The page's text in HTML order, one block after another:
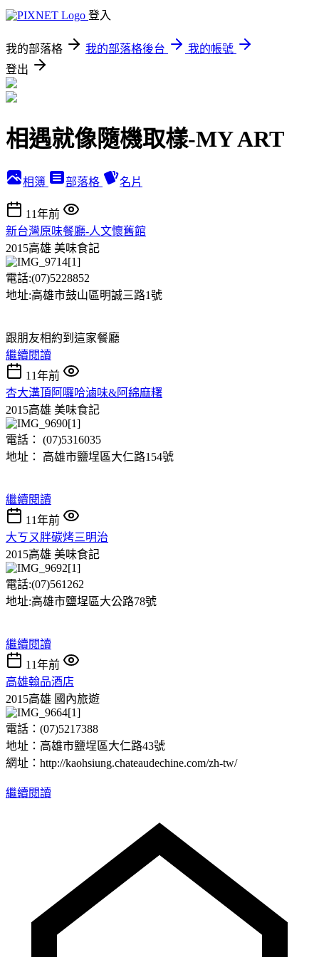
登入
我的部落格 我的部落格後台
我的帳號
登出
相遇就像隨機取樣-MY ART
相簿 部落格 名片
11年前
新台灣原味餐廳-人文懷舊館
2015高雄 美味食記
電話:(07)5228852
地址:高雄市鼓山區明誠三路1號
跟朋友相約到這家餐廳
繼續閱讀
11年前
杏大溝頂阿囉哈滷味&阿綿麻糬
2015高雄 美味食記
電話： (07)5316035
地址： 高雄市鹽埕區大仁路154號
繼續閱讀
11年前
大ㄎㄡ胖碳烤三明治
2015高雄 美味食記
電話:(07)561262
地址:高雄市鹽埕區大公路78號
繼續閱讀
11年前
高雄翰品酒店
2015高雄 國內旅遊
電話：(07)5217388
地址：高雄市鹽埕區大仁路43號
網址：http://kaohsiung.chateaudechine.com/zh-tw/
繼續閱讀